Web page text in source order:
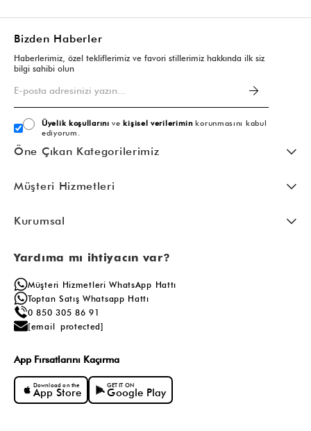
Bizden Haberler
Haberlerimiz, özel tekliflerimiz ve favori stillerimiz hakkında ilk siz
bilgi sahibi olun
Üyelik koşullarını vekişisel verileriminkorunmasını kabul
ediyorum.
Öne Çıkan Kategorilerimiz
Müşteri Hizmetleri
Kurumsal
Yardıma mı ihtiyacın var?
Müşteri Hizmetleri WhatsApp Hattı
Toptan Satış Whatsapp Hattı
0 850 305 86 91
[email protected]
App Fırsatlarını Kaçırma
Download on the
App Store
GET IT ON
Google Play